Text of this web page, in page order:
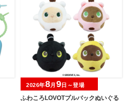
ふわころLOVOTプルバックぬいぐる
2026年8月 9日～登場